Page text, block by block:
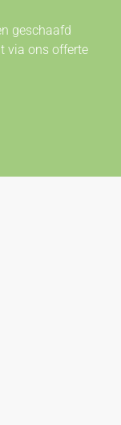
geschaafd
via ons offerte